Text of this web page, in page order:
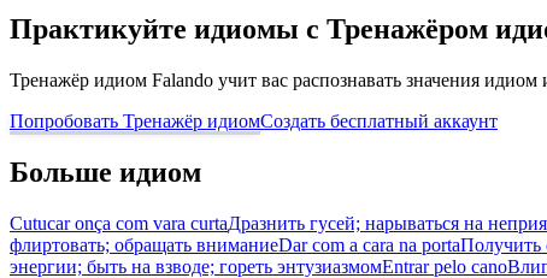
Практикуйте идиомы с Тренажёром
Тренажёр идиом Falando учит вас распознавать значения
Попробовать Тренажёр идиомСоздать бесплатный аккаунт
Больше идиом
Cutucar onça com vara curtaДразнить гусей; нарываться на
флиртовать; обращать вниманиеDar com a cara na portaПолучить
энергии; быть на взводе; гореть энтузиазмомEntrar pelo cano